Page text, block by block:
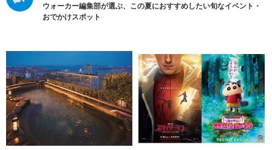
ウォーカー編集部が選ぶ、この夏におすすめしたい旬なイベント・
おでかけスポット